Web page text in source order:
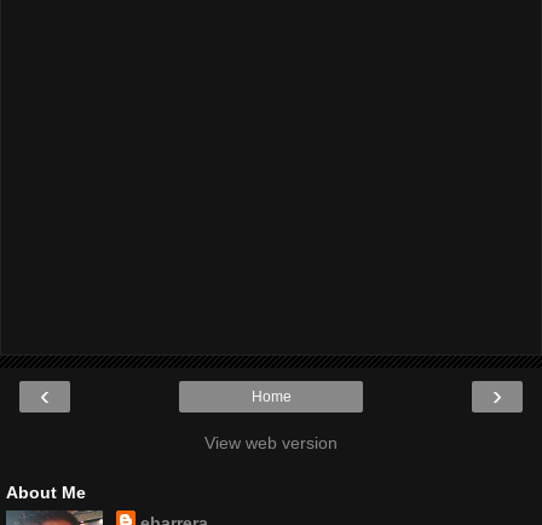
‹ ›
Home
View web version
About Me